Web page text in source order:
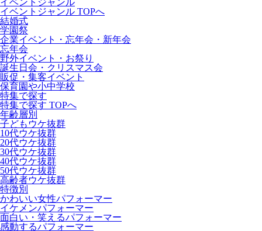
イベントジャンル
イベントジャンル TOPへ
結婚式
学園祭
企業イベント・忘年会・新年会
忘年会
野外イベント・お祭り
誕生日会・クリスマス会
販促・集客イベント
保育園や小中学校
特集で探す
特集で探す TOPへ
年齢層別
子どもウケ抜群
10代ウケ抜群
20代ウケ抜群
30代ウケ抜群
40代ウケ抜群
50代ウケ抜群
高齢者ウケ抜群
特徴別
かわいい女性パフォーマー
イケメンパフォーマー
面白い・笑えるパフォーマー
感動するパフォーマー